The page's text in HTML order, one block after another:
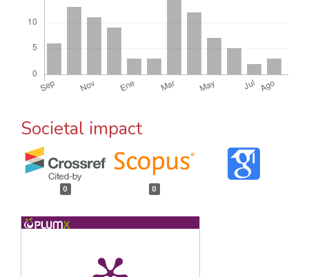
Societal impact
0 0